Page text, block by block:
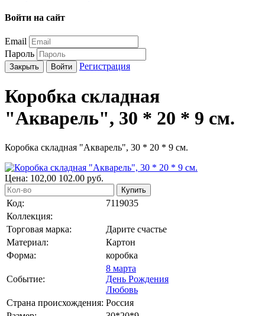
Войти на сайт
Email
Пароль
Закрыть Войти Регистрация
Коробка складная
"Акварель", 30 * 20 * 9 см.
Коробка складная "Акварель", 30 * 20 * 9 см.
Цена: 102,00 102.00 руб.
Купить
Код:
7119035
Коллекция:
Торговая марка:
Дарите счастье
Материал:
Картон
Форма:
коробка
Событие:
8 марта
День Рождения
Любовь
Страна происхождения: Россия